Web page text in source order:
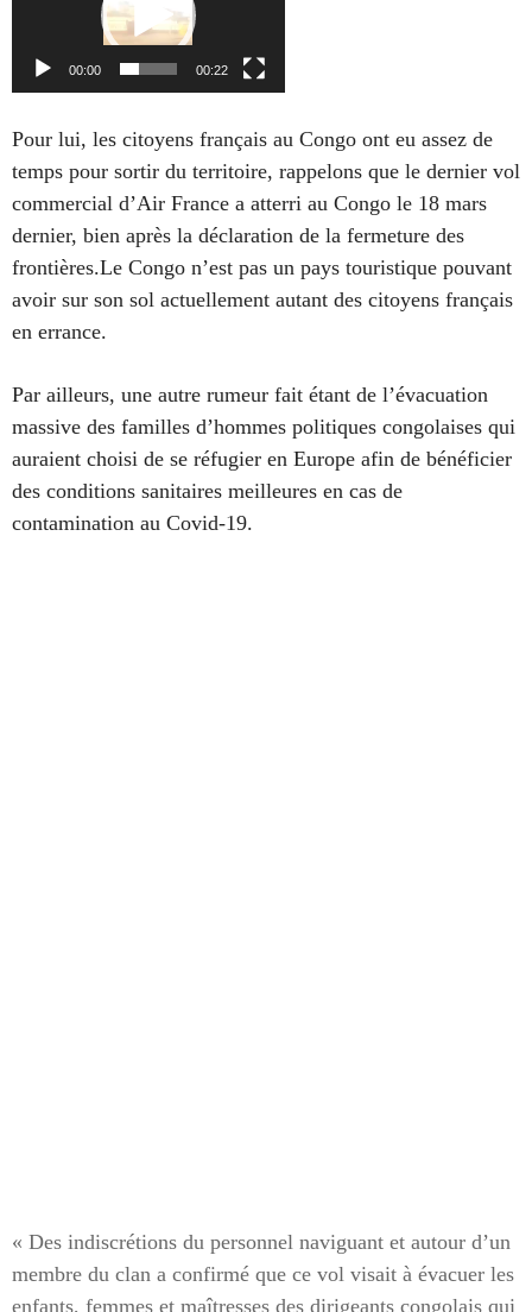
00:00 00:22
Pour lui, les citoyens français au Congo ont eu assez de
temps pour sortir du territoire, rappelons que le dernier vol
commercial d’Air France a atterri au Congo le 18 mars
dernier, bien après la déclaration de la fermeture des
frontières.Le Congo n’est pas un pays touristique pouvant
avoir sur son sol actuellement autant des citoyens français
en errance.
Par ailleurs, une autre rumeur fait étant de l’évacuation
massive des familles d’hommes politiques congolaises qui
auraient choisi de se réfugier en Europe afin de bénéficier
des conditions sanitaires meilleures en cas de
contamination au Covid-19.
« Des indiscrétions du personnel naviguant et autour d’un
membre du clan a confirmé que ce vol visait à évacuer les
enfants, femmes et maîtresses des dirigeants congolais qui